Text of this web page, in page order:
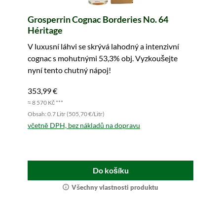
Grosperrin Cognac Borderies No. 64
Héritage
V luxusní láhvi se skrývá lahodný a intenzivní
cognac s mohutnými 53,3% obj. Vyzkoušejte
nyní tento chutný nápoj!
353,99 €
≈ 8 570 Kč ***
Obsah: 0.7 Litr (505,70 €/Litr)
včetně DPH, bez nákladů na dopravu
Do košíku
Všechny vlastnosti produktu